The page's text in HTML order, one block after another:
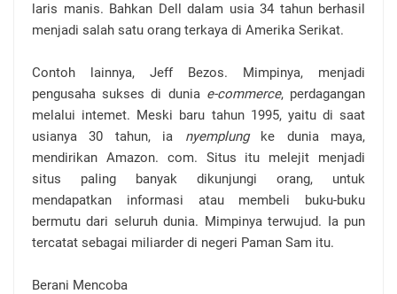
laris manis. Bahkan Dell dalam usia 34 tahun berhasil
menjadi salah satu orang terkaya di Amerika Serikat.
Contoh lainnya, Jeff Bezos. Mimpinya, menjadi
pengusaha sukses di dunia e-commerce, perdagangan
melalui intemet. Meski baru tahun 1995, yaitu di saat
usianya 30 tahun, ia nyemplung ke dunia maya,
mendirikan Amazon. com. Situs itu melejit menjadi
situs paling banyak dikunjungi orang, untuk
mendapatkan informasi atau membeli buku-buku
bermutu dari seluruh dunia. Mimpinya terwujud. Ia pun
tercatat sebagai miliarder di negeri Paman Sam itu.
Berani Mencoba